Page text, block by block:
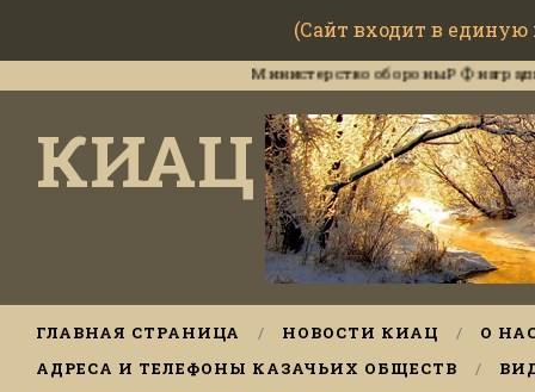
(Сайт входит в
Министерство обороны РФ наградило
КИАЦ
ГЛАВНАЯ СТРАНИЦА НОВОСТИ КИАЦ
О
АДРЕСА И ТЕЛЕФОНЫ КАЗАЧЬИХ ОБЩЕСТВ